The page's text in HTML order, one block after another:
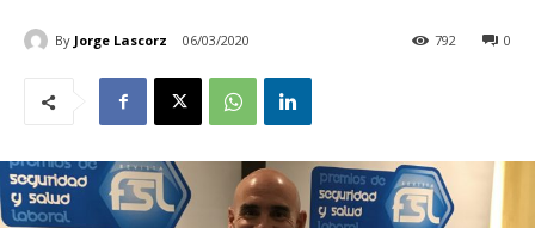
By Jorge Lascorz 06/03/2020 0
792